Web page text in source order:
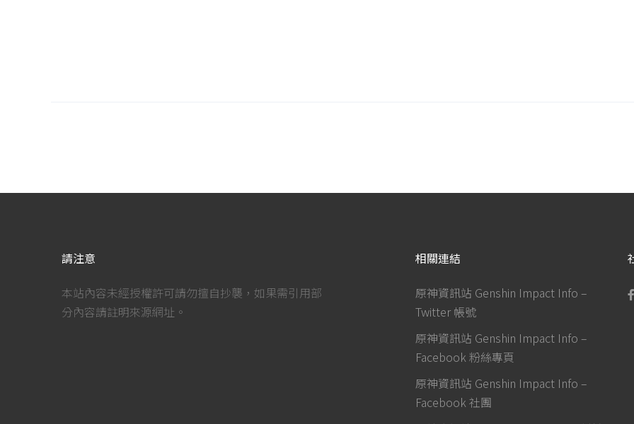
請注意
本站內容未經授權許可請勿擅自抄襲，如果需引用部
分內容請註明來源網址。
相關連結
原神資訊站 Genshin Impact Info –
Twitter 帳號
原神資訊站 Genshin Impact Info –
Facebook 粉絲專頁
原神資訊站 Genshin Impact Info –
Facebook 社團